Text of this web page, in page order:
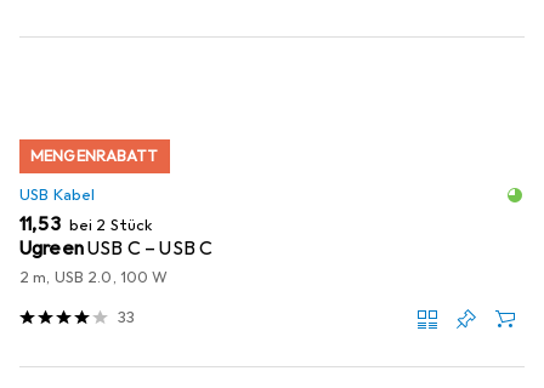
MENGENRABATT
USB Kabel
EUR
11,53 bei 2 Stück
UgreenUSB C – USB C
2 m, USB 2.0, 100 W
33